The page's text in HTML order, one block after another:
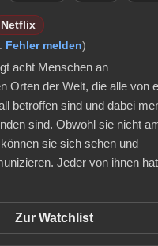
Netflix
Fehler melden)
acht Menschen an
Orten der Welt, die alle von
betroffen sind und dabei
sind. Obwohl sie nicht
sie sich sehen und
Jeder von ihnen
Zur Watchlist